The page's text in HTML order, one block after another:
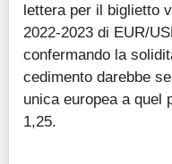
lettera per il biglietto
2022-2023 di EUR/
confermando la
cedimento darebbe
unica europea a quel
1,25.